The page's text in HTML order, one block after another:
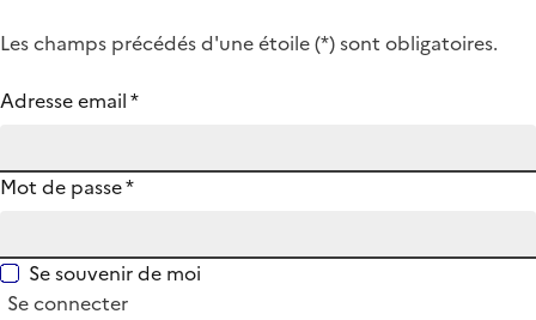
Les champs précédés d'une étoile (*) sont obligatoires.
Adresse email*
Mot de passe*
Se souvenir de moi
Se connecter